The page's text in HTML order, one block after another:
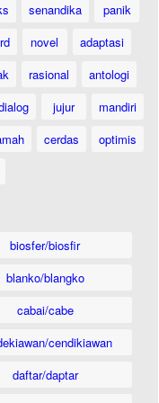
senandika
panik
novel
adaptasi
rasional
antologi
jujur
mandiri
cerdas
optimis
biosfer/biosfir
blanko/blangko
cabai/cabe
cendikiawan
daftar/daptar